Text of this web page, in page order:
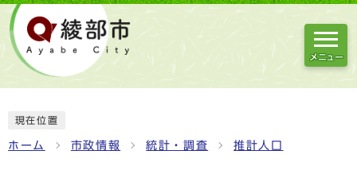
メニュー
現在位置
ホーム 市政情報 統計・調査 推計人口